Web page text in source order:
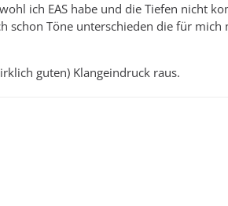
ich EAS habe und die Tiefen nicht
schon Töne unterschieden die für mich
guten) Klangeindruck raus.